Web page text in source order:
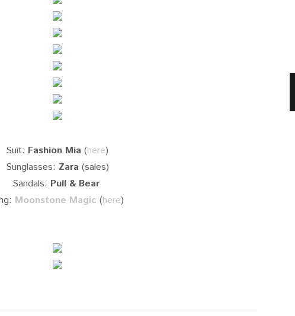
Suit: Fashion Mia (here)
Sunglasses: Zara (sales)
Sandals: Pull & Bear
Moonstone Magic (here)